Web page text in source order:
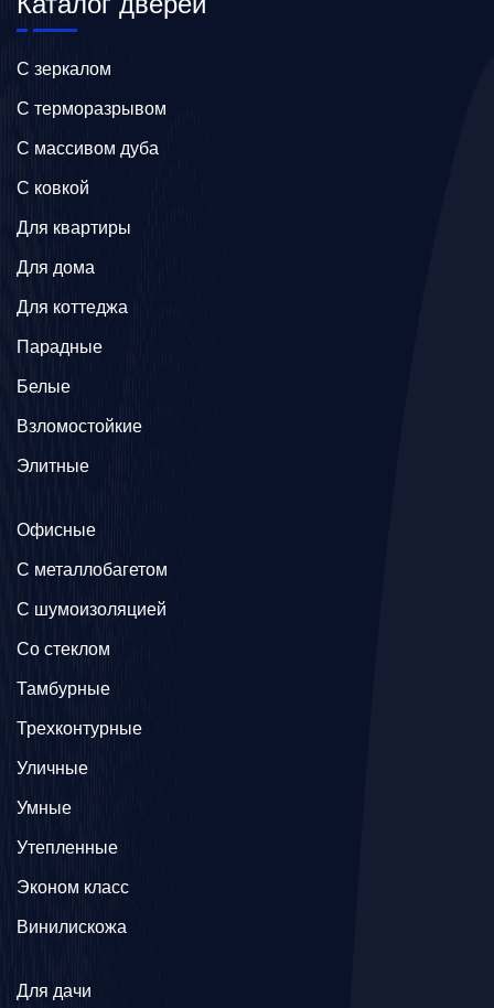
C зеркалом
C терморазрывом
C массивом дуба
C ковкой
Для квартиры
Для дома
Для коттеджа
Парадные
Белые
Взломостойкие
Элитные
Офисные
C металлобагетом
С шумоизоляцией
Со стеклом
Тамбурные
Трехконтурные
Уличные
Умные
Утепленные
Эконом класс
Винилискожа
Для дачи